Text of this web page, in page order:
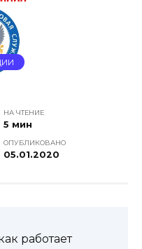
НА ЧТЕНИЕ
5 мин
ОПУБЛИКОВАНО
05.01.2020
работает